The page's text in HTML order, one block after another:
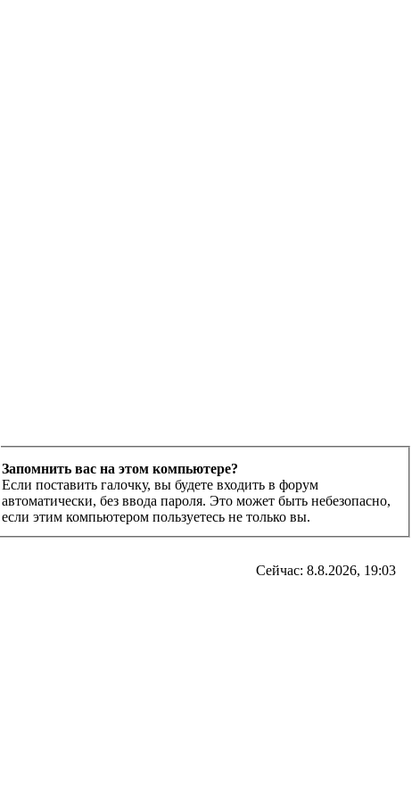
Запомнить вас на этом компьютере?
Если поставить галочку, вы будете входить в форум
автоматически, без ввода пароля. Это может быть небезопасно,
если этим компьютером пользуетесь не только вы.
Сейчас: 8.8.2026, 19:03